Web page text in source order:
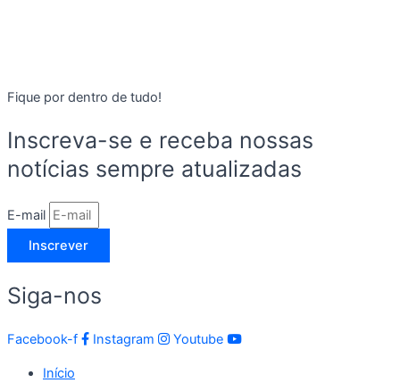
Fique por dentro de tudo!
Inscreva-se e receba nossas
notícias sempre atualizadas
E-mail
Inscrever
Siga-nos
Facebook-f Instagram Youtube
Início